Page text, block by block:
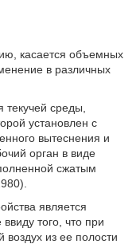
касается объемных
в различных
текучей среды,
установлен с
вытеснения и
орган в виде
сжатым
является
того, что при
из ее полости